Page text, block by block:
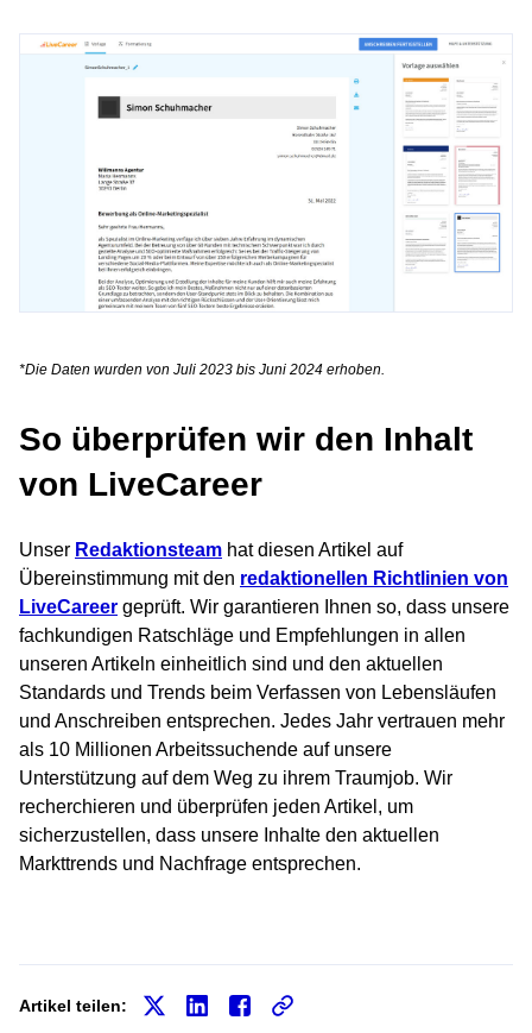
*Die Daten wurden von Juli 2023 bis Juni 2024 erhoben.
So überprüfen wir den Inhalt
von LiveCareer
Unser Redaktionsteam hat diesen Artikel auf
Übereinstimmung mit den redaktionellen Richtlinien von
LiveCareer geprüft. Wir garantieren Ihnen so, dass unsere
fachkundigen Ratschläge und Empfehlungen in allen
unseren Artikeln einheitlich sind und den aktuellen
Standards und Trends beim Verfassen von Lebensläufen
und Anschreiben entsprechen. Jedes Jahr vertrauen mehr
als 10 Millionen Arbeitssuchende auf unsere
Unterstützung auf dem Weg zu ihrem Traumjob. Wir
recherchieren und überprüfen jeden Artikel, um
sicherzustellen, dass unsere Inhalte den aktuellen
Markttrends und Nachfrage entsprechen.
Artikel teilen: